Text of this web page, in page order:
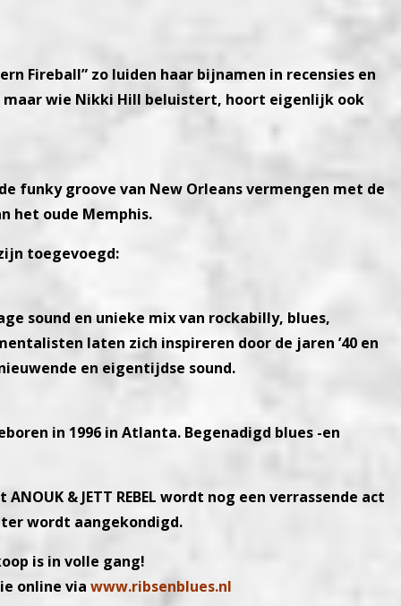
Fireball” zo luiden haar bijnamen in recensies en
wie Nikki Hill beluistert, hoort eigenlijk ook
funky groove van New Orleans vermengen met de
het oude Memphis.
toegevoegd:
sound en unieke mix van rockabilly, blues,
laten zich inspireren door de jaren ’40 en
en eigentijdse sound.
in 1996 in Atlanta. Begenadigd blues -en
& JETT REBEL wordt nog een verrassende act
wordt aangekondigd.
is in volle gang!
online via www.ribsenblues.nl